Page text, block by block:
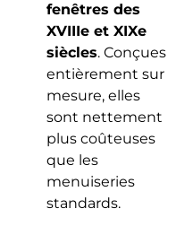
fenêtres des
XVIIIe et XIXe
siècles. Conçues
entièrement sur
mesure, elles
sont nettement
plus coûteuses
que les
menuiseries
standards.